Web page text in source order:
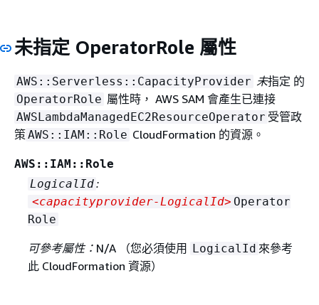
未指定 OperatorRole 屬性
AWS::Serverless::CapacityProvider 未指定 的
OperatorRole 屬性時， AWS SAM 會產生已連接
AWSLambdaManagedEC2ResourceOperator 受管政
策AWS::IAM::Role CloudFormation 的資源。
AWS::IAM::Role
LogicalId:
<capacityprovider‑LogicalId> Operator
Role
可參考屬性： N/A （您必須使用 LogicalId 來參考
此 CloudFormation 資源）